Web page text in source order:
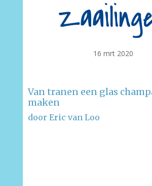
16 mrt 2020
Van tranen een glas
maken
door Eric van Loo